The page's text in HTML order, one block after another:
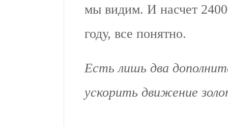
мы видим. И насчет
году, все понятно.
Есть лишь два
ускорить движение